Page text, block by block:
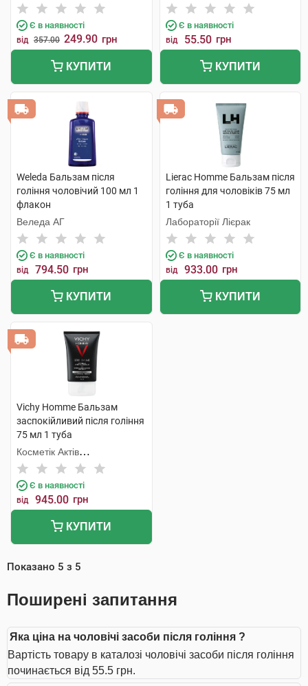
Є в наявності
від 357.00 249.90 грн
КУПИТИ
Є в наявності
від 55.50 грн
КУПИТИ
Weleda Бальзам після
гоління чоловічий 100 мл 1
флакон
Веледа АГ
Є в наявності
від 794.50 грн
КУПИТИ
Lierac Homme Бальзам після
гоління для чоловіків 75 мл
1 туба
Лабораторії Лієрак
Є в наявності
від 933.00 грн
КУПИТИ
Vichy Homme Бальзам
заспокійливий після гоління
75 мл 1 туба
Косметік Актів
Інтернаціональ
Є в наявності
від 945.00 грн
КУПИТИ
Показано 5 з 5
Поширені запитання
Яка ціна на чоловічі засоби після гоління ?
Вартість товару в каталозі чоловічі засоби після гоління
починається від 55.5 грн.